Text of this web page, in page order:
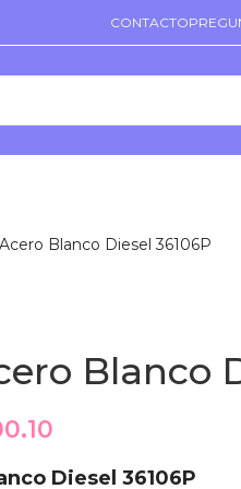
CONTACTO
Blanco Diesel 36106P
Blanco
Diesel 36106P